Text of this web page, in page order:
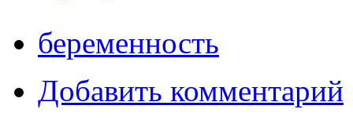
беременность
Добавить комментарий